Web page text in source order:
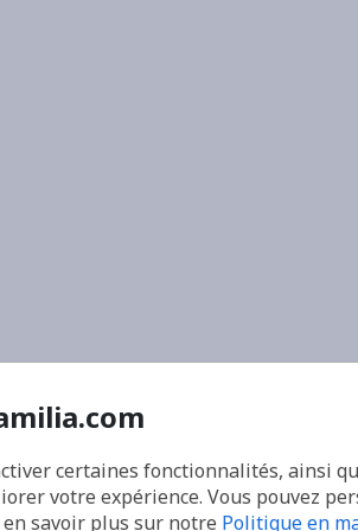
certaines fonctionnalités, ainsi
votre expérience. Vous pouvez
en savoir plus sur notre Politique en